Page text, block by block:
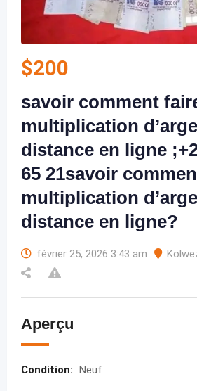
$200
savoir comment
multiplication
distance en ligne
65 21savoir
multiplication
distance en ligne?
février 25, 2026 3:43 am
Aperçu
Condition: Neuf